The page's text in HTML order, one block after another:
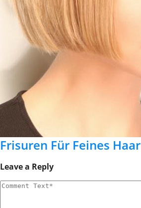
Frisuren Für Feines Haar
Leave a Reply